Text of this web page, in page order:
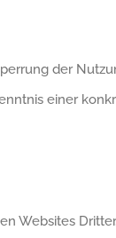
der
einer
Websites